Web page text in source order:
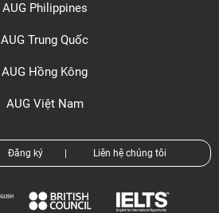
AUG Philippines
AUG Trung Quốc
AUG Hồng Kông
AUG Việt Nam
Đăng ký Liên hệ chúng tôi